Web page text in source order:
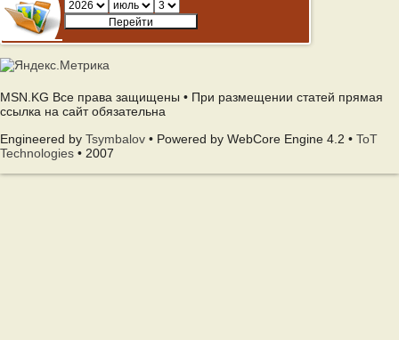
MSN.KG Все права защищены • При размещении статей прямая
ссылка на сайт обязательна
Engineered by Tsymbalov • Powered by WebCore Engine 4.2 • ToT
Technologies • 2007